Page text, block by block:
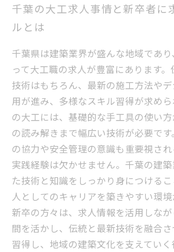
千葉の大工求人事情と新卒者に
ルとは
千葉県は建築業界が盛んな地域であ
って大工職の求人が豊富にあります
技術はもちろん、最新の施工方法や
用が進み、多様なスキル習得が求め
の大工には、基礎的な手工具の使い
の読み解きまで幅広い技術が必要で
の協力や安全管理の意識も重要視さ
実践経験は欠かせません。千葉の建
た技術と知識をしっかり身につける
人としてのキャリアを築きやすい環境
新卒の方々は、求人情報を活用しな
間を活かし、伝統と最新技術を融合
習得し、地域の建築文化を支えてい